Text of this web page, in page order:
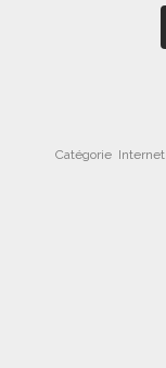
Catégorie Internet